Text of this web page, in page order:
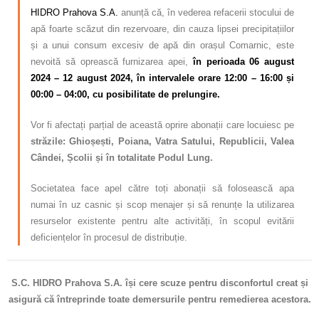
HIDRO Prahova S.A. anunță că, în vederea refacerii stocului de
apă foarte scăzut din rezervoare, din cauza lipsei precipitațiilor
și a unui consum excesiv de apă din orașul Comarnic, este
nevoită să oprească furnizarea apei,în perioada 06 august
2024 – 12 august 2024, în intervalele orare 12:00 – 16:00 și
00:00 – 04:00, cu posibilitate de prelungire.
Vor fi afectați parțial de această oprire abonații care locuiesc pe
străzile: Ghioșești, Poiana, Vatra Satului, Republicii, Valea
Cândei, Școlii și în totalitate Podul Lung.
Societatea face apel către toți abonații să folosească apa
numai în uz casnic și scop menajer și să renunțe la utilizarea
resurselor existente pentru alte activități, în scopul evitării
deficiențelor în procesul de distribuție.
S.C. HIDRO Prahova S.A. își cere scuze pentru disconfortul creat și
asigură că întreprinde toate demersurile pentru remedierea acestora.